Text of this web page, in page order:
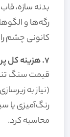
بدنه سازه،
رگه‌ها و
کانونی چشم
۷. هزینه کل پروژه (سنگ + نصب + نگهداری)
قیمت سنگ
(نیاز به
رنگ‌آمیزی یا
محاسبه کرد.